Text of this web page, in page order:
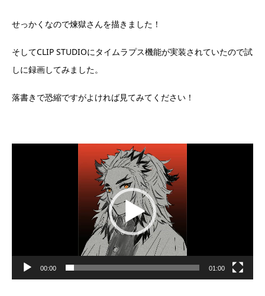
せっかくなので煉獄さんを描きました！
そしてCLIP STUDIOにタイムラプス機能が実装されていたので試
しに録画してみました。
落書きで恐縮ですがよければ見てみてください！
ー
00:00 01:00